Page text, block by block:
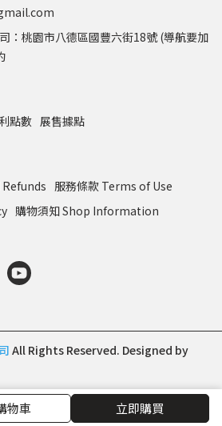
加入購物車
物車 立即購買
：桃園市八德區國豐六街18號 (導航要加
點數 展售據點
服務條款 Terms of Use
購物須知 Shop Information
All Rights Reserved. Designed by